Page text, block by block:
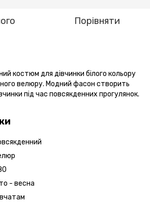
Порівняти
костюм для дівчинки білого кольору
велюру. Модний фасон створить
під час повсякденних прогулянок.
- весна